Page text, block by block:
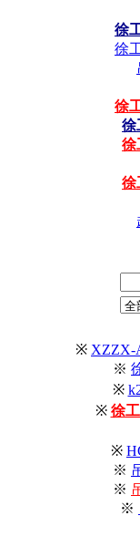
徐
徐
徐
徐
徐
徐
※ XZZX-
※
※
※ 徐
※
※
※
※